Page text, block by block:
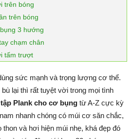
trên bóng
trên bóng
3 hướng
chạm chân
tấm trượt
sức mạnh và trọng lượng cơ thể.
lại thì rất tuyệt vời trong mọi tình
Plank cho cơ bụng từ A-Z cực kỳ
nhanh chóng có múi cơ săn chắc,
và hơi hiện múi nhẹ, khá đẹp đó